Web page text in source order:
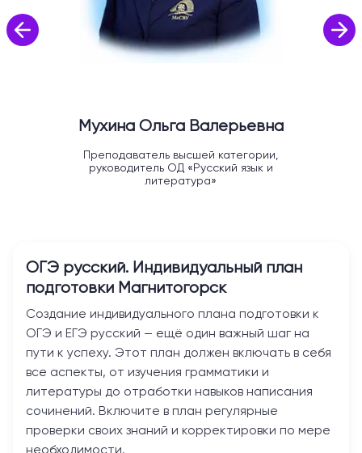
Мухина Ольга Валерьевна
Преподаватель высшей категории,
руководитель ОД «Русский язык и
литература»
ОГЭ русский. Индивидуальный план
подготовки Магнитогорск
Создание индивидуального плана подготовки к
ОГЭ и ЕГЭ русский — ещё один важный шаг на
пути к успеху. Этот план должен включать в себя
все аспекты, от изучения грамматики и
литературы до отработки навыков написания
сочинений. Включите в план регулярные
проверки своих знаний и корректировки по мере
необходимости.